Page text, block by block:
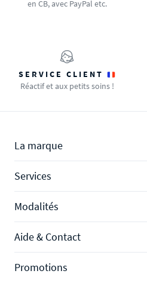
en CB, avec PayPal etc.
SERVICE CLIENT
Réactif et aux petits soins !
La marque
Services
Modalités
Aide & Contact
Promotions